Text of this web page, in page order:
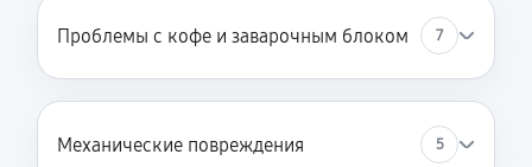
Проблемы с кофе и заварочным блоком 7
Механические повреждения 5